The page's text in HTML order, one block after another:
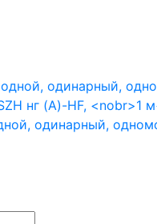
одинарный,